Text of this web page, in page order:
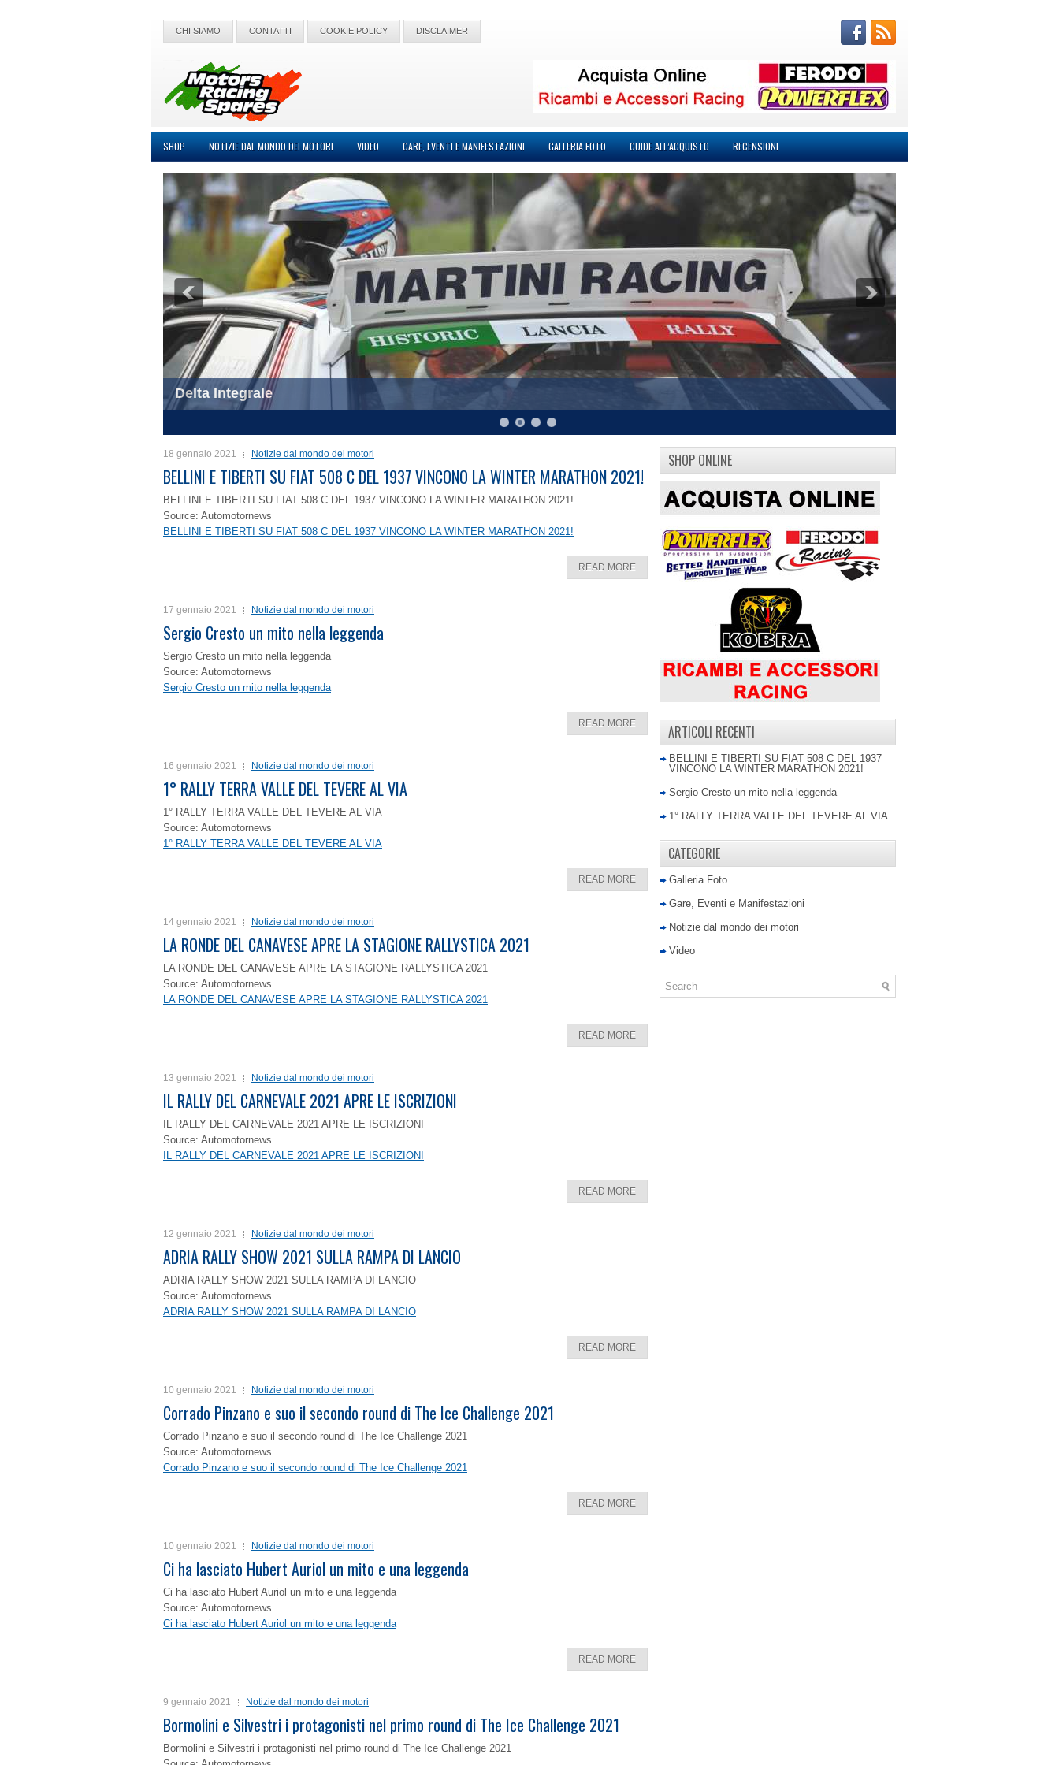
CHI SIAMO CONTATTI COOKIE POLICY DISCLAIMER
SHOP NOTIZIE DAL MONDO DEI MOTORI VIDEO GARE, EVENTI E MANIFESTAZIONI GALLERIA FOTO GUIDE ALL’ACQUISTO RECENSIONI
Delta Integrale
18 gennaio 2021 Notizie dal mondo dei motori
BELLINI E TIBERTI SU FIAT 508 C DEL 1937 VINCONO LA WINTER MARATHON 2021!
BELLINI E TIBERTI SU FIAT 508 C DEL 1937 VINCONO LA WINTER MARATHON 2021!
Source: Automotornews
BELLINI E TIBERTI SU FIAT 508 C DEL 1937 VINCONO LA WINTER MARATHON 2021!
READ MORE
17 gennaio 2021 Notizie dal mondo dei motori
Sergio Cresto un mito nella leggenda
Sergio Cresto un mito nella leggenda
Source: Automotornews
Sergio Cresto un mito nella leggenda
READ MORE
16 gennaio 2021 Notizie dal mondo dei motori
1° RALLY TERRA VALLE DEL TEVERE AL VIA
1° RALLY TERRA VALLE DEL TEVERE AL VIA
Source: Automotornews
1° RALLY TERRA VALLE DEL TEVERE AL VIA
READ MORE
14 gennaio 2021 Notizie dal mondo dei motori
LA RONDE DEL CANAVESE APRE LA STAGIONE RALLYSTICA 2021
LA RONDE DEL CANAVESE APRE LA STAGIONE RALLYSTICA 2021
Source: Automotornews
LA RONDE DEL CANAVESE APRE LA STAGIONE RALLYSTICA 2021
READ MORE
13 gennaio 2021 Notizie dal mondo dei motori
IL RALLY DEL CARNEVALE 2021 APRE LE ISCRIZIONI
IL RALLY DEL CARNEVALE 2021 APRE LE ISCRIZIONI
Source: Automotornews
IL RALLY DEL CARNEVALE 2021 APRE LE ISCRIZIONI
READ MORE
12 gennaio 2021 Notizie dal mondo dei motori
ADRIA RALLY SHOW 2021 SULLA RAMPA DI LANCIO
ADRIA RALLY SHOW 2021 SULLA RAMPA DI LANCIO
Source: Automotornews
ADRIA RALLY SHOW 2021 SULLA RAMPA DI LANCIO
READ MORE
10 gennaio 2021 Notizie dal mondo dei motori
Corrado Pinzano e suo il secondo round di The Ice Challenge 2021
Corrado Pinzano e suo il secondo round di The Ice Challenge 2021
Source: Automotornews
Corrado Pinzano e suo il secondo round di The Ice Challenge 2021
READ MORE
10 gennaio 2021 Notizie dal mondo dei motori
Ci ha lasciato Hubert Auriol un mito e una leggenda
Ci ha lasciato Hubert Auriol un mito e una leggenda
Source: Automotornews
Ci ha lasciato Hubert Auriol un mito e una leggenda
READ MORE
9 gennaio 2021 Notizie dal mondo dei motori
Bormolini e Silvestri i protagonisti nel primo round di The Ice Challenge 2021
Bormolini e Silvestri i protagonisti nel primo round di The Ice Challenge 2021
SHOP ONLINE
ARTICOLI RECENTI
BELLINI E TIBERTI SU FIAT 508 C DEL 1937
VINCONO LA WINTER MARATHON 2021!
Sergio Cresto un mito nella leggenda
1° RALLY TERRA VALLE DEL TEVERE AL VIA
CATEGORIE
Galleria Foto
Gare, Eventi e Manifestazioni
Notizie dal mondo dei motori
Video